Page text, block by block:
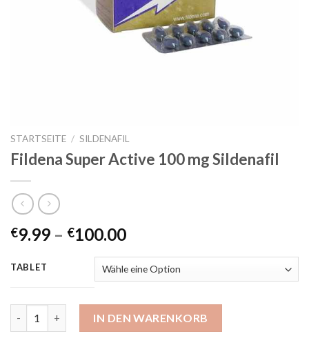
STARTSEITE / SILDENAFIL
Fildena Super Active 100 mg Sildenafil
€9.99 – €100.00
TABLET
IN DEN WARENKORB